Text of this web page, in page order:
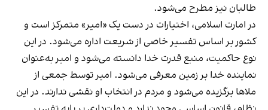
طالبان نیز مطرح می‌شود.
در امارت اسلامی، اختیارات در دست یک «امیر» متمرکز است و
کشور بر اساس تفسیر خاصی از شریعت اداره می‌شود. در این
نوع حاکمیت، منبع قدرت خدا دانسته می‌شود و امیر به‌عنوان
نماینده خدا بر زمین معرفی می‌شود. امیر توسط جمعی از
ملاها برگزیده می‌شود و مردم در انتخاب او نقشی ندارند. در این